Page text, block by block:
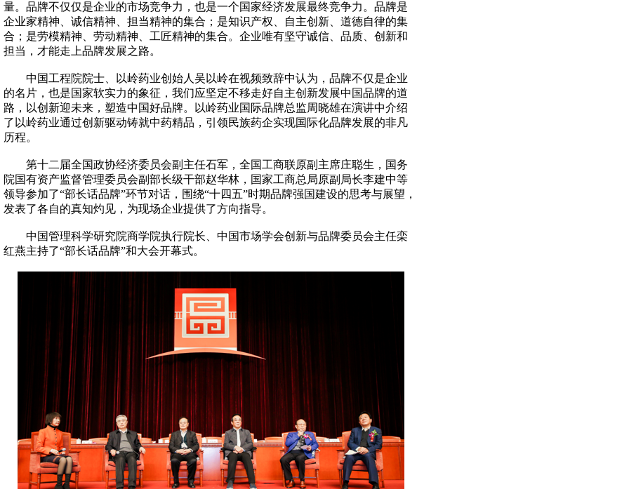
量。品牌不仅仅是企业的市场竞争力，也是一个国家经济发展最终竞争力。品牌是
企业家精神、诚信精神、担当精神的集合；是知识产权、自主创新、道德自律的集
合；是劳模精神、劳动精神、工匠精神的集合。企业唯有坚守诚信、品质、创新和
担当，才能走上品牌发展之路。
中国工程院院士、以岭药业创始人吴以岭在视频致辞中认为，品牌不仅是企业
的名片，也是国家软实力的象征，我们应坚定不移走好自主创新发展中国品牌的道
路，以创新迎未来，塑造中国好品牌。以岭药业国际品牌总监周晓雄在演讲中介绍
了以岭药业通过创新驱动铸就中药精品，引领民族药企实现国际化品牌发展的非凡
历程。
第十二届全国政协经济委员会副主任石军，全国工商联原副主席庄聪生，国务
院国有资产监督管理委员会副部长级干部赵华林，国家工商总局原副局长李建中等
领导参加了“部长话品牌”环节对话，围绕“十四五”时期品牌强国建设的思考与展望，
发表了各自的真知灼见，为现场企业提供了方向指导。
中国管理科学研究院商学院执行院长、中国市场学会创新与品牌委员会主任栾
红燕主持了“部长话品牌”和大会开幕式。